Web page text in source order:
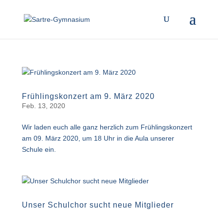
Frühlingskonzert am 9. März 2020
Feb. 13, 2020
Wir laden euch alle ganz herzlich zum Frühlingskonzert
am 09. März 2020, um 18 Uhr in die Aula unserer
Schule ein.
Unser Schulchor sucht neue Mitglieder